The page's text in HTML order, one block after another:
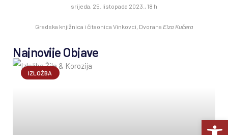
srijeda, 25. listopada 2023., 18 h
Gradska knjižnica i čitaonica Vinkovci, Dvorana Elza Kučera
Najnovije Objave
IZLOŽBA